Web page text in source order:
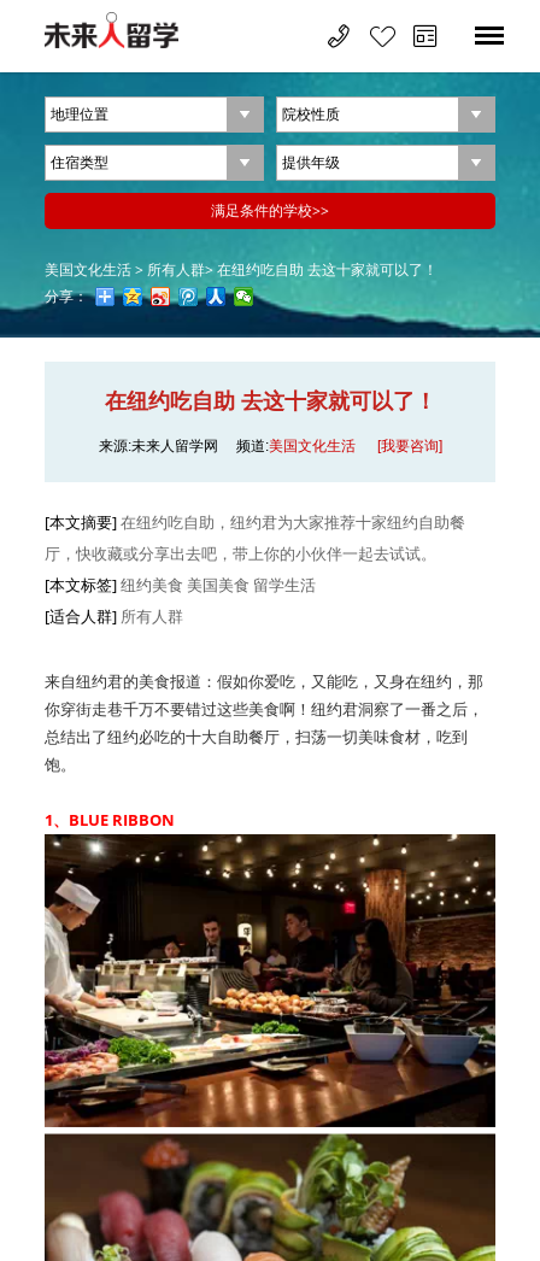
美国文化生活 > 所有人群>在纽约吃自助 去这十家就可以了！
分享：
在纽约吃自助 去这十家就可以了！
来源:未来人留学网 频道:美国文化生活 [我要咨询]
[本文摘要]在纽约吃自助，纽约君为大家推荐十家纽约自助餐
厅，快收藏或分享出去吧，带上你的小伙伴一起去试试。
[本文标签]纽约美食 美国美食 留学生活
[适合人群] 所有人群
来自纽约君的美食报道：假如你爱吃，又能吃，又身在纽约，那
你穿街走巷千万不要错过这些美食啊！纽约君洞察了一番之后，
总结出了纽约必吃的十大自助餐厅，扫荡一切美味食材，吃到
饱。
1、BLUE RIBBON